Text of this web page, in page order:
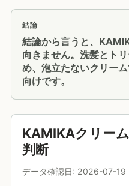
結論
結論から言うと、
向きません。洗髪とト
め、泡立たないクリー
向けです。
KAMIKAクリー
判断
データ確認日: 2026-07-19